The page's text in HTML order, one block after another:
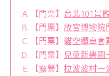
【門票】 台北101景
【門票】 故宮博物院
【門票】 貓空纜車套
【門票】 兒童新樂園
【露營】 拉波波村一